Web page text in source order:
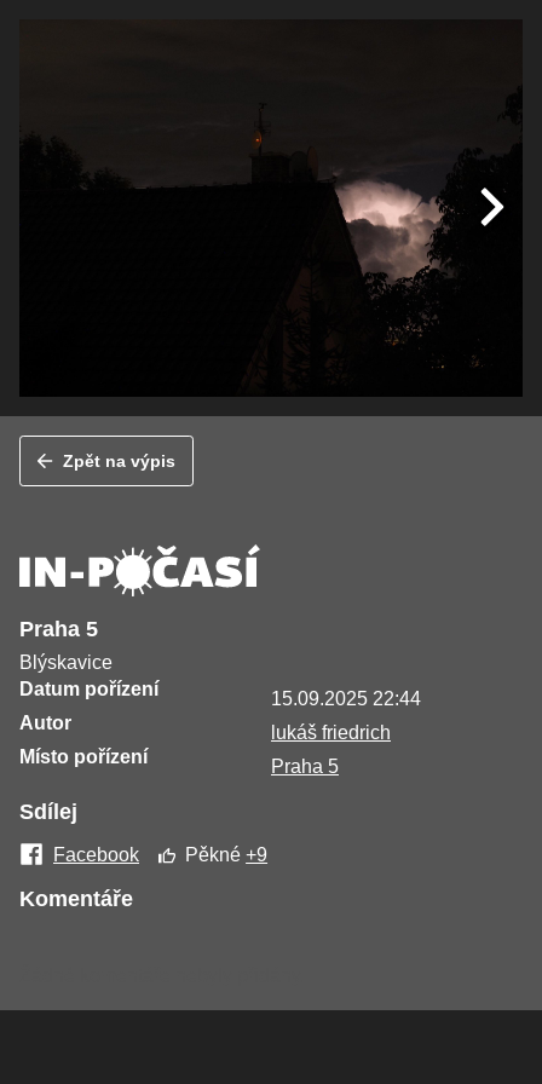
Zpět na výpis
Praha 5
Blýskavice
Datum pořízení
15.09.2025 22:44
Autor
lukáš friedrich
Místo pořízení
Praha 5
Sdílej
Facebook Pěkné+9
Komentáře